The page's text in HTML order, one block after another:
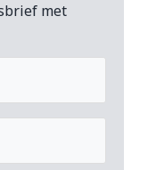
met